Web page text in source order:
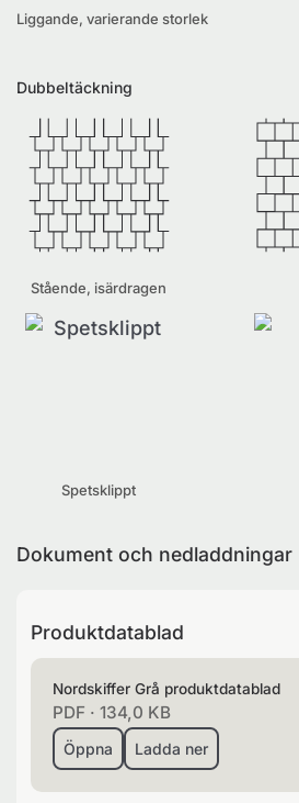
Liggande, varierande storlek
Dubbeltäckning
Stående, isärdragen
Spetsklippt
Dokument och nedladdningar
Produktdatablad
Nordskiffer Grå produktdatablad
PDF ·134,0 KB
Öppna Ladda ner